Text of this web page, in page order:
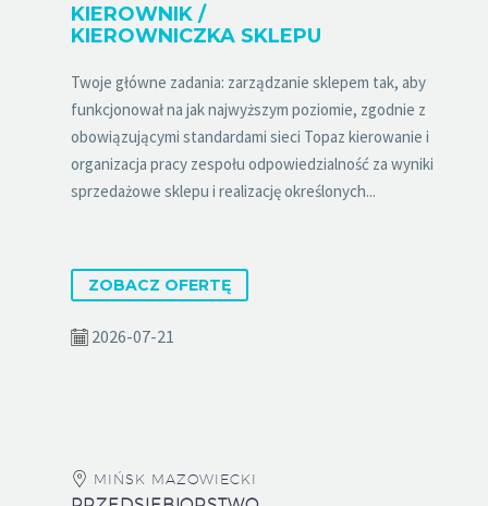
KIEROWNIK /
KIEROWNICZKA SKLEPU
Twoje główne zadania: zarządzanie sklepem tak, aby
funkcjonował na jak najwyższym poziomie, zgodnie z
obowiązującymi standardami sieci Topaz kierowanie i
organizacja pracy zespołu odpowiedzialność za wyniki
sprzedażowe sklepu i realizację określonych...
ZOBACZ OFERTĘ
2026-07-21
MIŃSK MAZOWIECKI